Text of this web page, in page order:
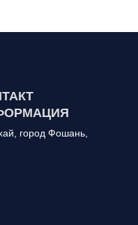
город Фошань,